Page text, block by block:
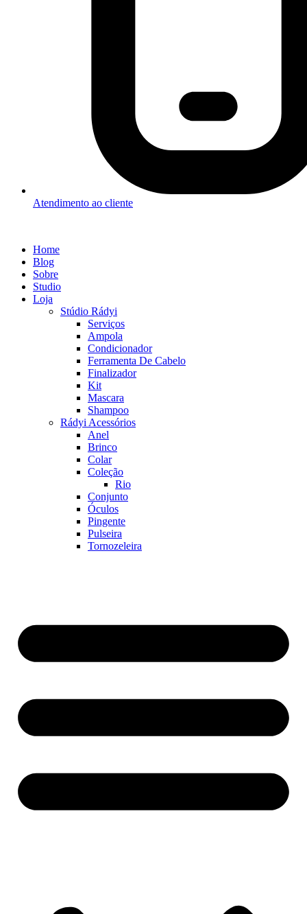
Atendimento ao cliente
Home
Blog
Sobre
Studio
Loja
Stúdio Rádyi
Serviços
Ampola
Condicionador
Ferramenta De Cabelo
Finalizador
Kit
Mascara
Shampoo
Rádyi Acessórios
Anel
Brinco
Colar
Coleção
Rio
Conjunto
Óculos
Pingente
Pulseira
Tornozeleira